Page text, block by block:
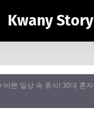
Kwany Story
바쁜 일상 속 휴식! 30대 혼